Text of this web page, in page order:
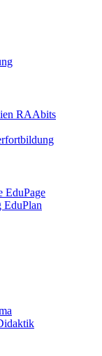
RAAbits
EduPage
EduPlan